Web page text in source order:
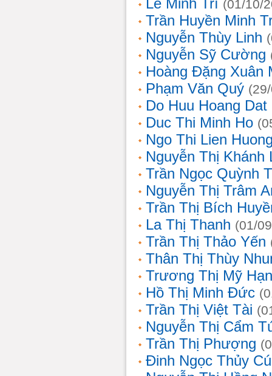
Lê Minh Trí (01/10/
Trần Huyền Minh
Nguyễn Thùy Linh
Nguyễn Sỹ Cường
Hoàng Đặng Xuân
Phạm Văn Quý
Do Huu Hoang Dat
Duc Thi Minh Ho
Ngo Thi Lien
Nguyễn Thị Khánh
Trần Ngọc Quỳnh
Nguyễn Thị Trâm
Trần Thị Bích
La Thị Thanh (01/
Trần Thị Thảo Yến
Thân Thị Thùy
Trương Thị Mỹ
Hồ Thị Minh Đức
Trần Thị Việt Tài
Nguyễn Thị Cẩm
Trần Thị Phượng
Đinh Ngọc Thủy